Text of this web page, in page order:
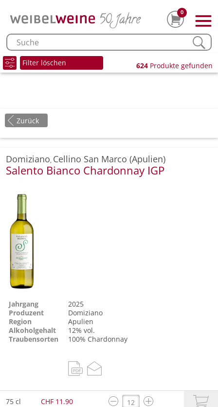
0
Filter löschen 624 Produkte gefunden
Zurück
Domiziano, Cellino San Marco (Apulien)
Salento Bianco Chardonnay IGP
Jahrgang
2025
Produzent
Domiziano
Region
Apulien
Alkoholgehalt
12% vol.
Traubensorten
100% Chardonnay
75 cl CHF 11.90